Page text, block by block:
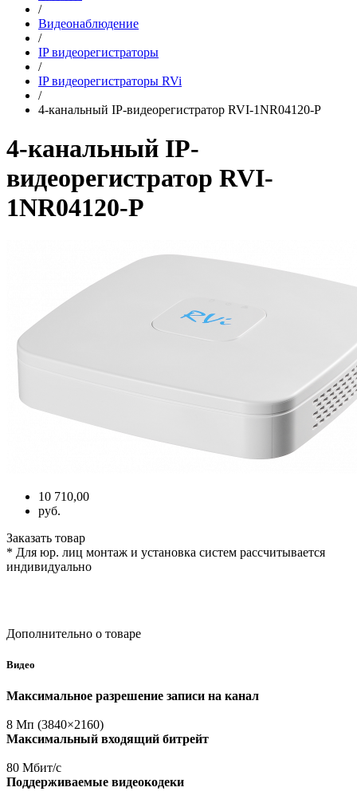
/
Видеонаблюдение
/
IP видеорегистраторы
/
IP видеорегистраторы RVi
/
4-канальный IP-видеорегистратор RVI-1NR04120-P
4-канальный IP-
видеорегистратор RVI-
1NR04120-P
10 710,00
руб.
Заказать товар
* Для юр. лиц монтаж и установка систем рассчитывается
индивидуально
Дополнительно о товаре
Видео
Максимальное разрешение записи на канал
8 Мп (3840×2160)
Максимальный входящий битрейт
80 Мбит/с
Поддерживаемые видеокодеки